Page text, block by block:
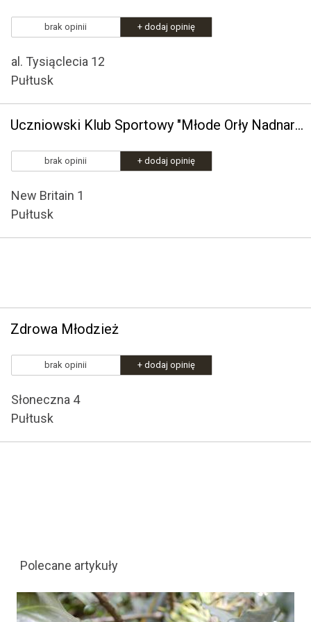
brak opinii + dodaj opinię
al. Tysiąclecia 12
Pułtusk
Uczniowski Klub Sportowy "Młode Orły Nadnarwianki Pułtusk"
brak opinii + dodaj opinię
New Britain 1
Pułtusk
Zdrowa Młodzież
brak opinii + dodaj opinię
Słoneczna 4
Pułtusk
Polecane artykuły